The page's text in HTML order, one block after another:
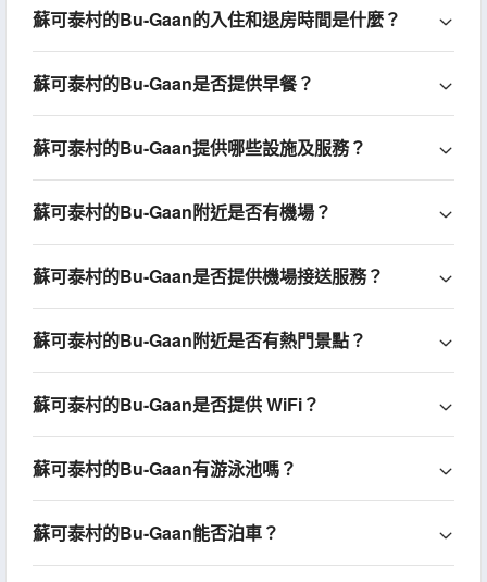
蘇可泰村的Bu-Gaan的入住和退房時間是什麼？
蘇可泰村的Bu-Gaan是否提供早餐？
蘇可泰村的Bu-Gaan提供哪些設施及服務？
蘇可泰村的Bu-Gaan附近是否有機場？
蘇可泰村的Bu-Gaan是否提供機場接送服務？
蘇可泰村的Bu-Gaan附近是否有熱門景點？
蘇可泰村的Bu-Gaan是否提供 WiFi？
蘇可泰村的Bu-Gaan有游泳池嗎？
蘇可泰村的Bu-Gaan能否泊車？